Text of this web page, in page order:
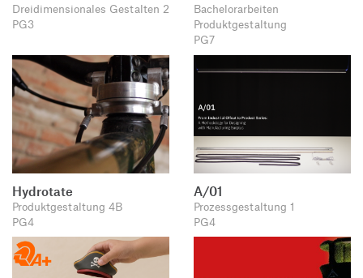
Dreidimensionales Gestalten 2
PG3
Bachelorarbeiten
Produktgestaltung
PG7
Hydrotate
Produktgestaltung 4B
PG4
A/01
Prozessgestaltung 1
PG4